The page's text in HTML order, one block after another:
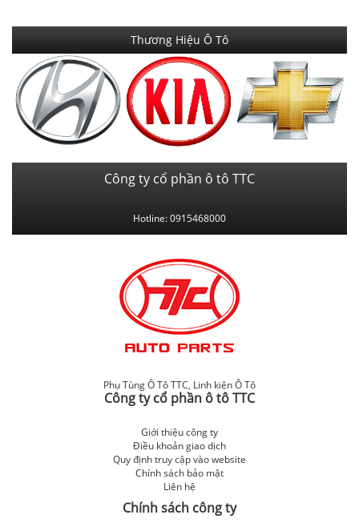
Thương Hiệu Ô Tô
Công ty cổ phần ô tô TTC
Hotline: 0915468000
Phụ Tùng Ô Tô TTC, Linh kiện Ô Tô
Công ty cổ phần ô tô TTC
Giới thiệu công ty
Điều khoản giao dịch
Quy định truy cập vào website
Chính sách bảo mật
Liên hệ
Chính sách công ty